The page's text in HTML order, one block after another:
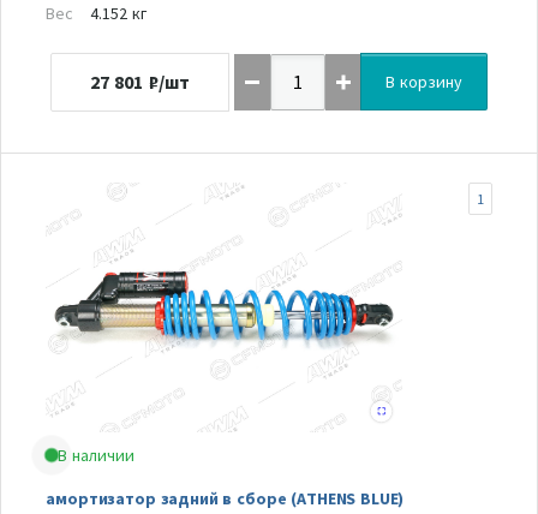
Вес
4.152 кг
27 801 ₽/шт В корзину
В наличии
амортизатор задний в сборе (ATHENS BLUE)
1